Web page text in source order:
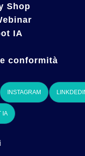
Shop
IA
conformità
INSTAGRAM
IA